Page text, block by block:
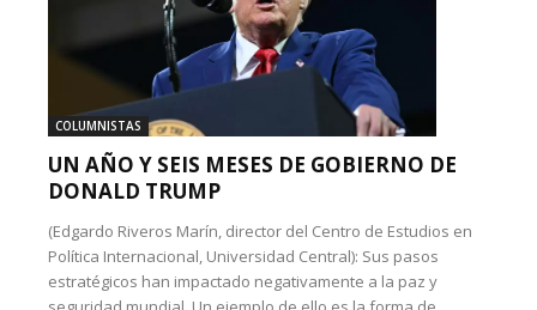
COLUMNISTAS
UN AÑO Y SEIS MESES DE GOBIERNO DE
DONALD TRUMP
(Edgardo Riveros Marín, director del Centro de Estudios en
Política Internacional, Universidad Central): Sus pasos
estratégicos han impactado negativamente a la paz y